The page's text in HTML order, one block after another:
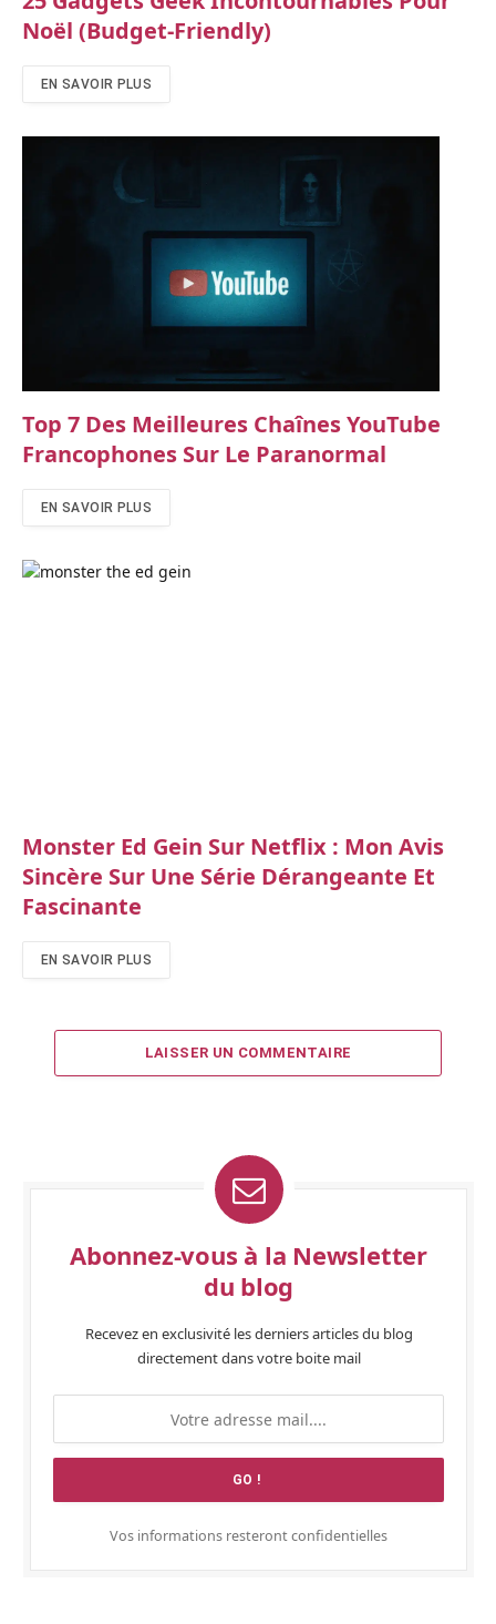
Noël (budget-Friendly)
EN SAVOIR PLUS
Top 7 Des Meilleures Chaînes YouTube
Francophones Sur Le Paranormal
EN SAVOIR PLUS
Monster Ed Gein Sur Netflix : Mon Avis
Sincère Sur Une Série Dérangeante Et
Fascinante
EN SAVOIR PLUS
LAISSER UN COMMENTAIRE
Abonnez-vous à la Newsletter
du blog
Recevez en exclusivité les derniers articles du blog
directement dans votre boite mail
Vos informations resteront confidentielles